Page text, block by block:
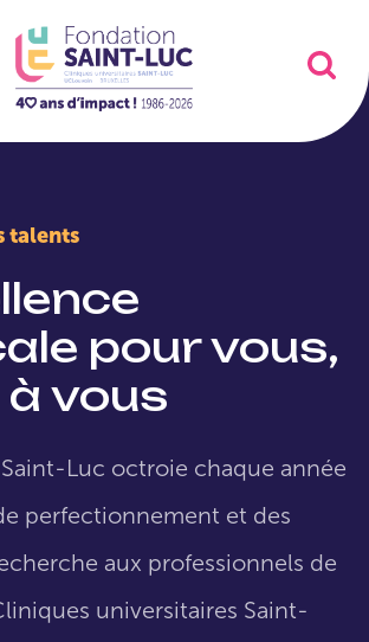
talents
pour vous,
vous
Luc octroie chaque année
perfectionnement et des
aux professionnels de
universitaires Saint-